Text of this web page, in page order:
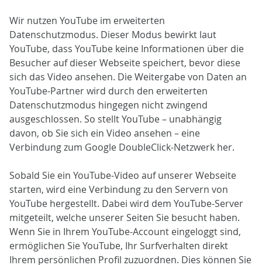
Wir nutzen YouTube im erweiterten
Datenschutzmodus. Dieser Modus bewirkt laut
YouTube, dass YouTube keine Informationen über die
Besucher auf dieser Webseite speichert, bevor diese
sich das Video ansehen. Die Weitergabe von Daten an
YouTube-Partner wird durch den erweiterten
Datenschutzmodus hingegen nicht zwingend
ausgeschlossen. So stellt YouTube – unabhängig
davon, ob Sie sich ein Video ansehen – eine
Verbindung zum Google DoubleClick-Netzwerk her.
Sobald Sie ein YouTube-Video auf unserer Webseite
starten, wird eine Verbindung zu den Servern von
YouTube hergestellt. Dabei wird dem YouTube-Server
mitgeteilt, welche unserer Seiten Sie besucht haben.
Wenn Sie in Ihrem YouTube-Account eingeloggt sind,
ermöglichen Sie YouTube, Ihr Surfverhalten direkt
Ihrem persönlichen Profil zuzuordnen. Dies können Sie